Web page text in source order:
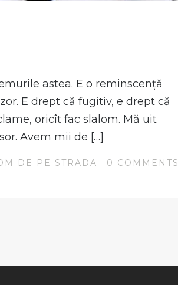
astea. E o reminscență
E drept că fugitiv, e drept că
oricît fac slalom. Mă uit
Avem mii de […]
DE PE STRADA 0 COMMENTS